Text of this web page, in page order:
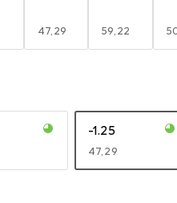
EUR
47,29 EUR
59,22
-1.25
EUR
47,29